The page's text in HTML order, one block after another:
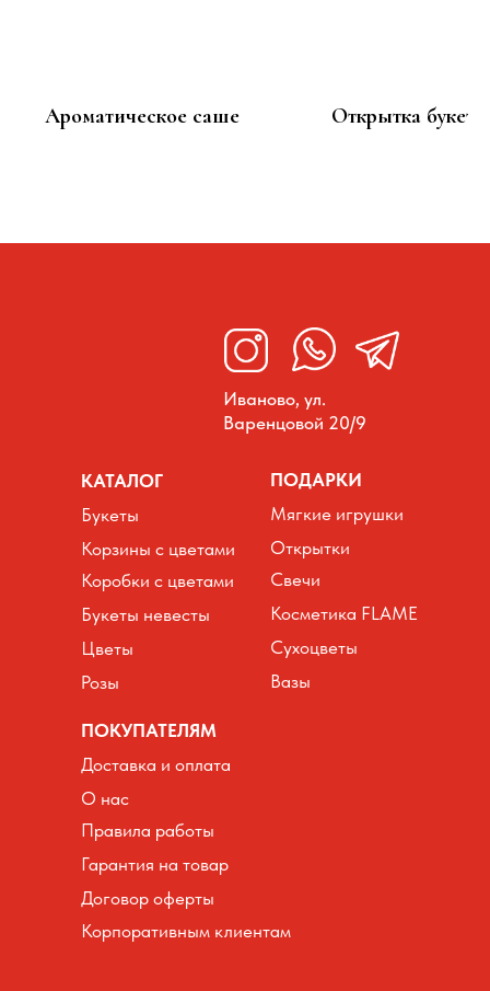
Ароматическое саше Открытка
Иваново, ул.
Варенцовой 20/9
КАТАЛОГ ПОДАРКИ
ПОКУПАТЕЛЯМ
Букеты
Корзины с цветами
Коробки с цветами
Цветы
Розы
Букеты невесты
Мягкие игрушки
Открытки
Свечи
Сухоцветы
Вазы
Косметика FLAME
Доставка и оплата
О нас
Правила работы
Договор оферты
Гарантия на товар
Корпоративным клиентам